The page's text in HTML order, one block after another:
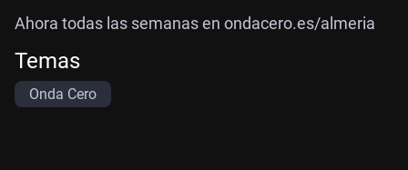
Ahora todas las semanas en ondacero.es/almeria
Temas
Onda Cero